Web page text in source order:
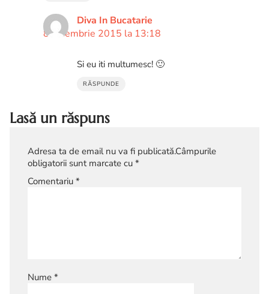
Diva In Bucatarie
8 noiembrie 2015 la 13:18
Si eu iti multumesc! 🙂
RĂSPUNDE
Lasă un răspuns
Adresa ta de email nu va fi publicată.Câmpurile
obligatorii sunt marcate cu *
Comentariu *
Nume *